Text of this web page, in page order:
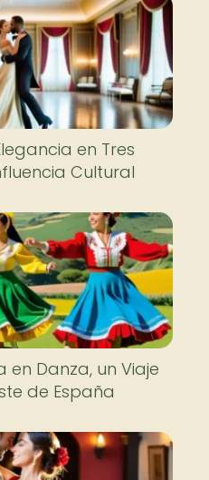
en Tres
Cultural
en Danza, un Viaje
de España